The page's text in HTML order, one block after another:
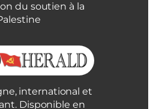
du soutien à la
international et
Disponible en